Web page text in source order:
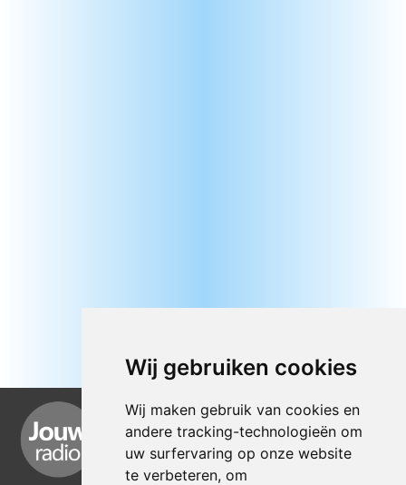
Wij gebruiken cookies
Wij maken gebruik van cookies en
andere tracking-technologieën om
uw surfervaring op onze website
te verbeteren, om